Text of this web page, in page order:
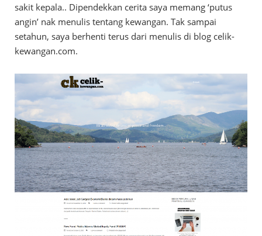
sakit kepala.. Dipendekkan cerita saya memang ‘putus
angin’ nak menulis tentang kewangan. Tak sampai
setahun, saya berhenti terus dari menulis di blog celik-
kewangan.com.